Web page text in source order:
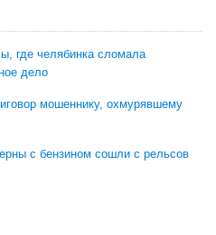
где челябинка сломала
дело
мошеннику, охмурявшему
с бензином сошли с рельсов